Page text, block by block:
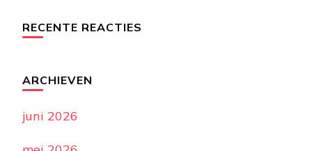
RECENTE REACTIES
ARCHIEVEN
juni 2026